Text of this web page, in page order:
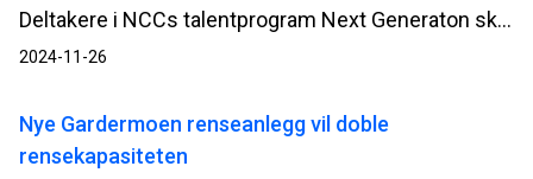
Deltakere i NCCs talentprogram Next Generaton skal i ni måneder jobbe målrettet sammen for å bli enda dyktigere i sine roller. Nylig var gruppen samlet i Oslo og Drammen for nettverksbygging, prosjektbesøk og presentasjoner.
2024-11-26
Nye Gardermoen renseanlegg vil doble
rensekapasiteten